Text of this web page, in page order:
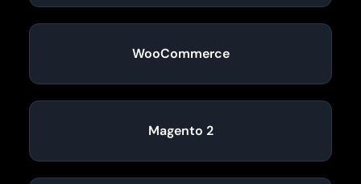
WooCommerce
Magento 2